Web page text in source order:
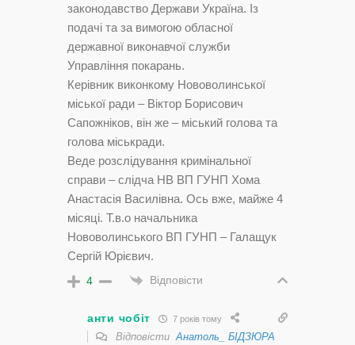
законодавство Держави Україна. Із
подачі та за вимогою обласної
державної виконавчої служби
Управління покарань.
Керівник виконкому Нововолинської
міської ради – Віктор Борисович
Сапожніков, він же – міський голова та
голова міськради.
Веде розслідування кримінальної
справи – слідча НВ ВП ГУНП Хома
Анастасія Василівна. Ось вже, майже 4
місяці. Т.в.о начальника
Нововолинського ВП ГУНП – Галащук
Сергій Юрієвич.
4 Відповісти
анти чобіт 7 років тому
ВідповістиАнатоль_ БІДЗЮРА